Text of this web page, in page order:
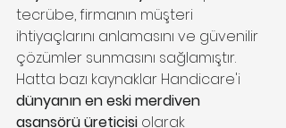
tecrübe, firmanın müşteri
ihtiyaçlarını anlamasını ve güvenilir
çözümler sunmasını sağlamıştır.
Hatta bazı kaynaklar Handicare'i
dünyanın en eski merdiven
asansörü üreticisi olarak